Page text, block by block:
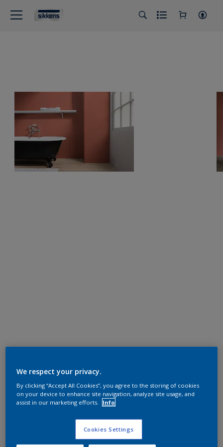
We respect your privacy.
By clicking “Accept All Cookies”, you agree to the storing of cookies
on your device to enhance site navigation, analyze site usage, and
assist in our marketing efforts.
Info
Cookies Settings